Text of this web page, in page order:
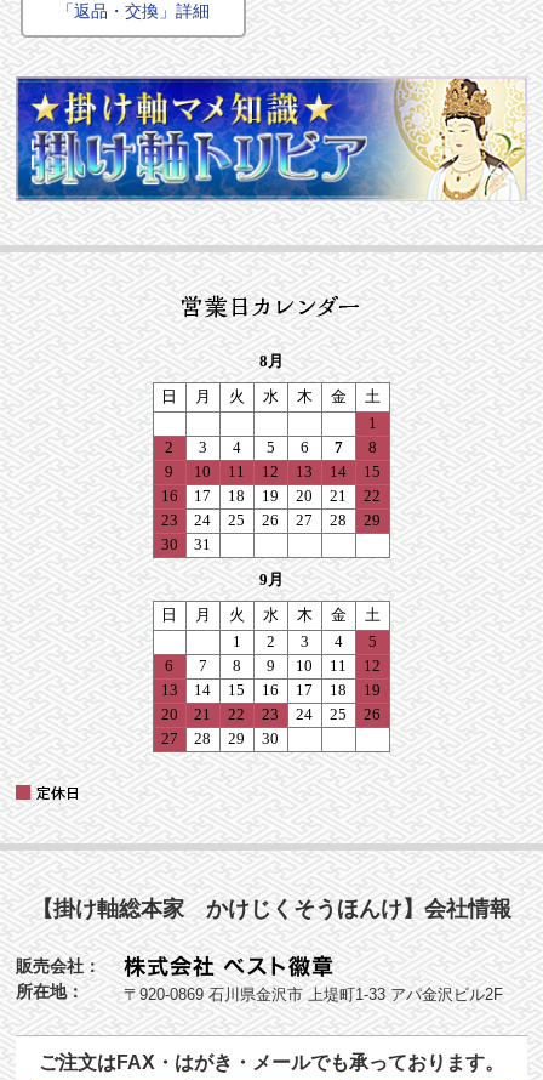
「返品・交換」詳細
【掛け軸総本家 かけじくそうほんけ】会社情報
販売会社：
所在地：
〒920-0869 石川県金沢市 上堤町1-33 アパ金沢ビル2F
ご注文はFAX・はがき・メールでも承っております。